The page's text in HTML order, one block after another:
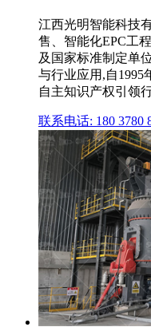
江西光明智能科技
售、智能化EPC工
及国家标准制定单
与行业应用,自1995
自主知识产权引领
联系电话: 180 3780